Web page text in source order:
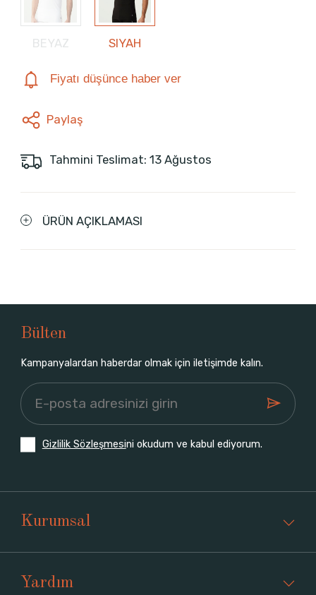
BEYAZ SIYAH
Fiyatı düşünce haber ver
Paylaş
Tahmini Teslimat: 13 Ağustos
ÜRÜN AÇIKLAMASI
Bülten
Kampanyalardan haberdar olmak için iletişimde kalın.
Gizlilik Sözleşmesini okudum ve kabul ediyorum.
Kurumsal
Yardım